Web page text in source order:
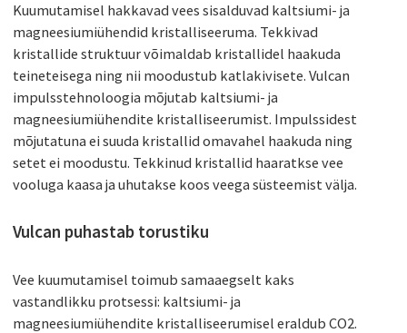
Kuumutamisel hakkavad vees sisalduvad kaltsiumi- ja
magneesiumiühendid kristalliseeruma. Tekkivad
kristallide struktuur võimaldab kristallidel haakuda
teineteisega ning nii moodustub katlakivisete. Vulcan
impulsstehnoloogia mõjutab kaltsiumi- ja
magneesiumiühendite kristalliseerumist. Impulssidest
mõjutatuna ei suuda kristallid omavahel haakuda ning
setet ei moodustu. Tekkinud kristallid haaratkse vee
vooluga kaasa ja uhutakse koos veega süsteemist välja.
Vulcan puhastab torustiku
Vee kuumutamisel toimub samaaegselt kaks
vastandlikku protsessi: kaltsiumi- ja
magneesiumiühendite kristalliseerumisel eraldub CO2.